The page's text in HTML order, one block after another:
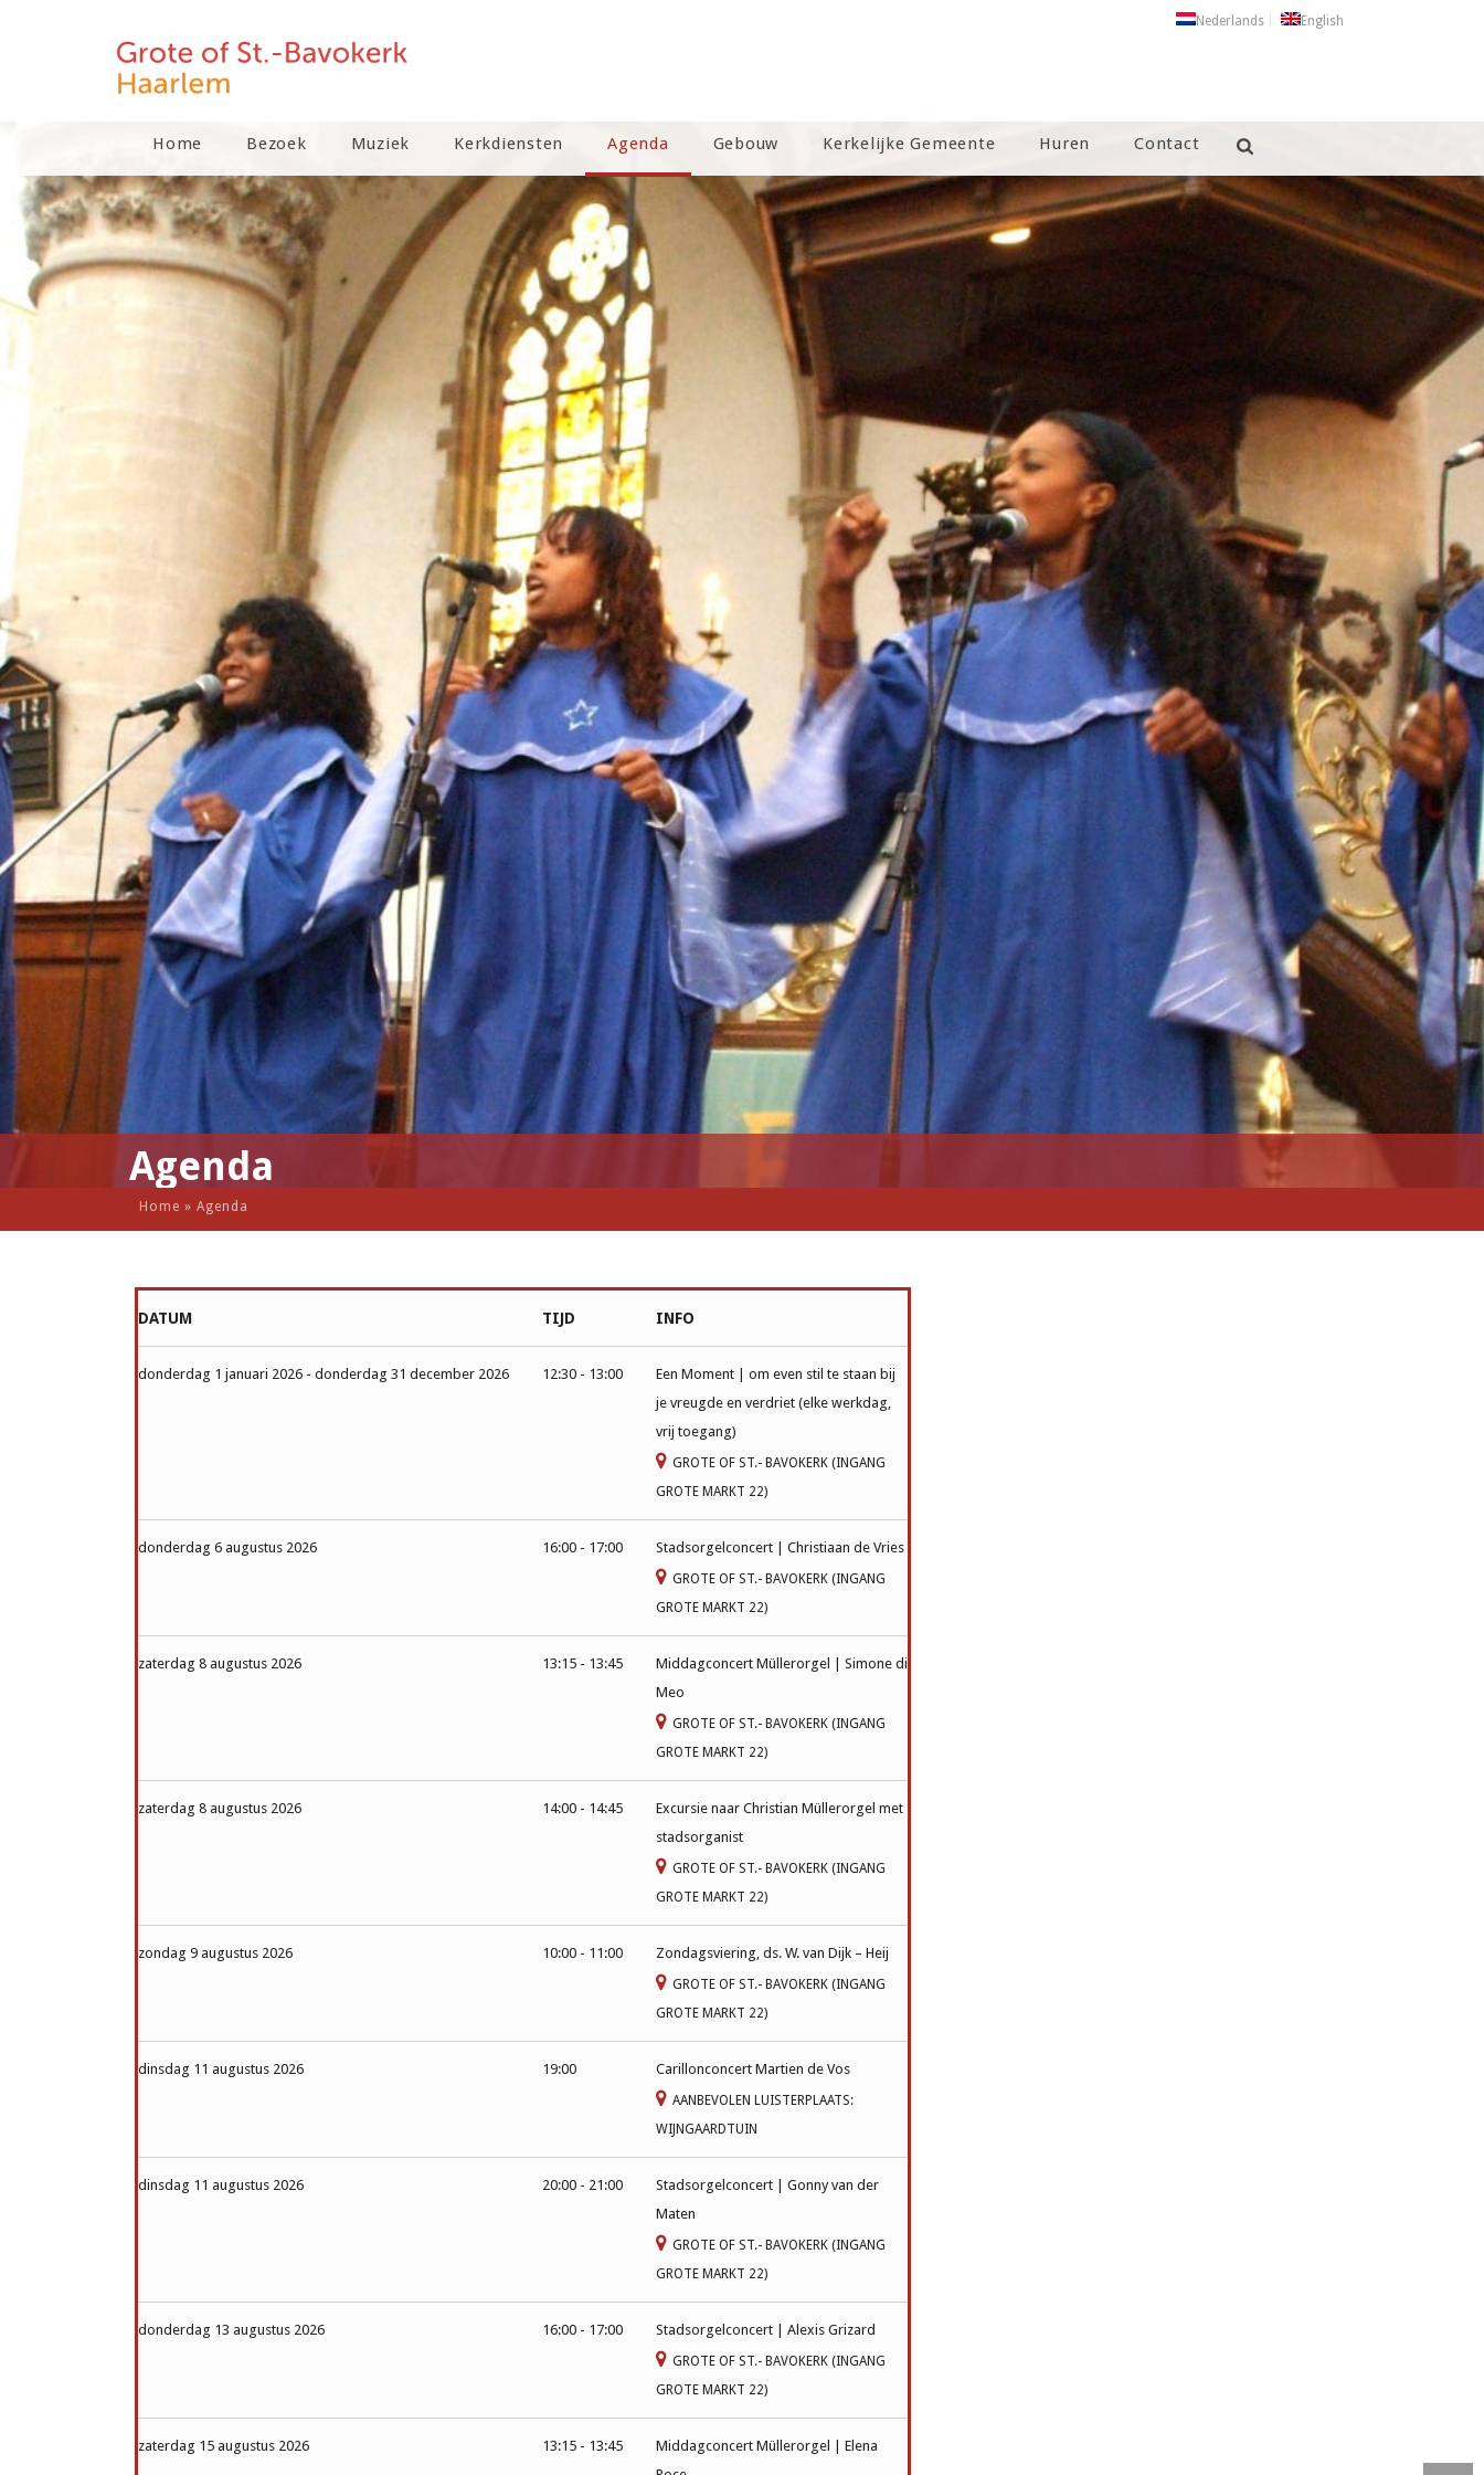
Nederlands English
Home Bezoek Muziek Kerkdiensten Agenda Gebouw Kerkelijke Gemeente Huren Contact
Agenda
Home » Agenda
DATUM TIJD INFO
donderdag 1 januari 2026 - donderdag 31 december 2026 12:30 - 13:00
Een Moment | om even stil te staan bij
je vreugde en verdriet (elke werkdag,
vrij toegang)
GROTE OF ST.- BAVOKERK (INGANG
GROTE MARKT 22)
donderdag 6 augustus 2026 16:00 - 17:00 Stadsorgelconcert | Christiaan de Vries
GROTE OF ST.- BAVOKERK (INGANG
GROTE MARKT 22)
zaterdag 8 augustus 2026 13:15 - 13:45
Middagconcert Müllerorgel | Simone di
Meo
GROTE OF ST.- BAVOKERK (INGANG
GROTE MARKT 22)
zaterdag 8 augustus 2026 14:00 - 14:45
Excursie naar Christian Müllerorgel met
stadsorganist
GROTE OF ST.- BAVOKERK (INGANG
GROTE MARKT 22)
zondag 9 augustus 2026 10:00 - 11:00 Zondagsviering, ds. W. van Dijk – Heij
GROTE OF ST.- BAVOKERK (INGANG
GROTE MARKT 22)
dinsdag 11 augustus 2026 19:00 Carillonconcert Martien de Vos
AANBEVOLEN LUISTERPLAATS:
WIJNGAARDTUIN
dinsdag 11 augustus 2026 20:00 - 21:00
Stadsorgelconcert | Gonny van der
Maten
GROTE OF ST.- BAVOKERK (INGANG
GROTE MARKT 22)
donderdag 13 augustus 2026 16:00 - 17:00 Stadsorgelconcert | Alexis Grizard
GROTE OF ST.- BAVOKERK (INGANG
GROTE MARKT 22)
zaterdag 15 augustus 2026 13:15 - 13:45
Middagconcert Müllerorgel | Elena